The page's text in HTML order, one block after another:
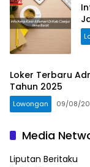
Loker Terbaru
Tahun 2025
Lowongan 09/08/
Media
Liputan Beritaku